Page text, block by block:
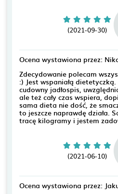
(2021-09-30)
Ocena wystawiona przez:
Zdecydowanie polecam
:) Jest wspaniałą
cudowny jadłospis,
ale też cały czas wspiera,
sama dieta nie dość, że
to jeszcze naprawdę działa.
tracę kilogramy i jestem
(2021-06-10)
Ocena wystawiona przez: